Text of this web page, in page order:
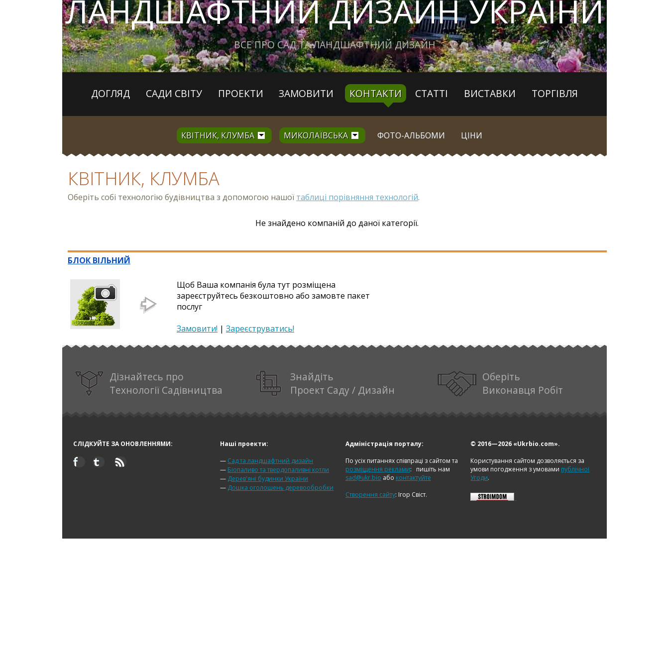
ЛАНДШАФТНИЙ ДИЗАЙН УКРАЇНИ
ВСЕ ПРО САД ТА ЛАНДШАФТНИЙ ДИЗАЙН
ДОГЛЯД САДИ СВІТУ ПРОЕКТИ ЗАМОВИТИ КОНТАКТИ СТАТТІ ВИСТАВКИ ТОРГІВЛЯ
КВІТНИК, КЛУМБА МИКОЛАЇВСЬКА ФОТО-АЛЬБОМИ ЦІНИ
КВІТНИК, КЛУМБА
Оберіть собі технологію будівництва з допомогою нашої таблиці порівняння технологій.
Не знайдено компаній до даної категорії.
БЛОК ВІЛЬНИЙ
Щоб Ваша компанія була тут розміщена
зареєструйтесь безкоштовно або замовте пакет
послуг
Замовити! | Зареєструватись!
Дізнайтесь про
Технології Садівництва
Знайдіть
Проект Саду / Дизайн
Оберіть
Виконавця Робіт
СЛІДКУЙТЕ ЗА ОНОВЛЕННЯМИ:
Наші проекти:
— Сад та ландшафтний дизайн
— Біопаливо та твердопаливні котли
— Дерев'яні будинки України
— Дошка оголошень деревообробки
Адміністрація порталу:
По усіх питаннях співпраці з сайтом та
розміщення реклами:
пишіть нам
sad@ukr.bio або контактуйте
Створення сайту: Ігор Свіст.
© 2016—2026 «Ukrbio.com».
Користування сайтом дозволяється за
умови погодження з умовами публічної
Угоди.